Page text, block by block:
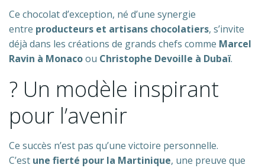
Ce chocolat d’exception, né d’une synergie
entre producteurs et artisans chocolatiers, s’invite
déjà dans les créations de grands chefs comme Marcel
Ravin à Monacoou Christophe Devoille à Dubaï.
? Un modèle inspirant
pour l’avenir
Ce succès n’est pas qu’une victoire personnelle.
C’est une fierté pour la Martinique, une preuve que